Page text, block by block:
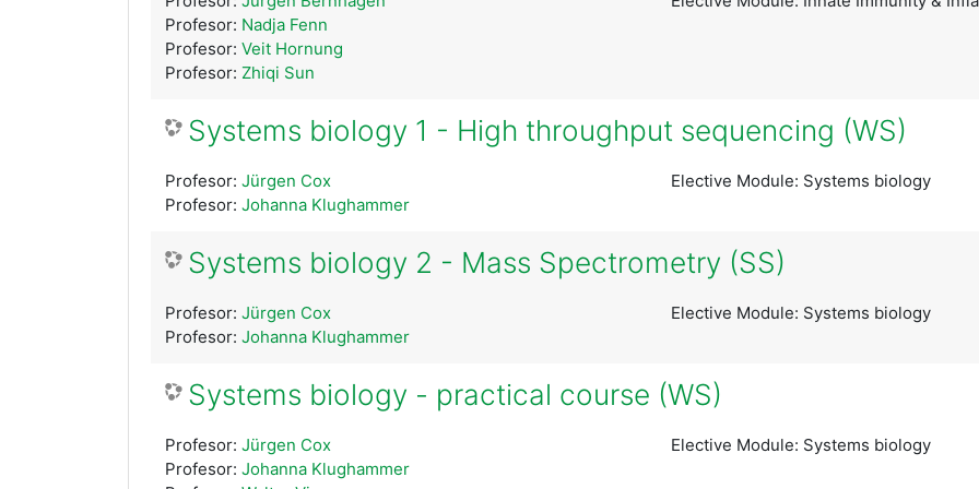
Profesor: Nadja Fenn
Profesor: Veit Hornung
Profesor: Zhiqi Sun
Systems biology 1 - High throughput sequencing (WS)
Elective Module: Systems biology
Profesor: Jürgen Cox
Profesor: Johanna Klughammer
Systems biology 2 - Mass Spectrometry (SS)
Elective Module: Systems biology
Profesor: Jürgen Cox
Profesor: Johanna Klughammer
Systems biology - practical course (WS)
Elective Module: Systems biology
Profesor: Jürgen Cox
Profesor: Johanna Klughammer